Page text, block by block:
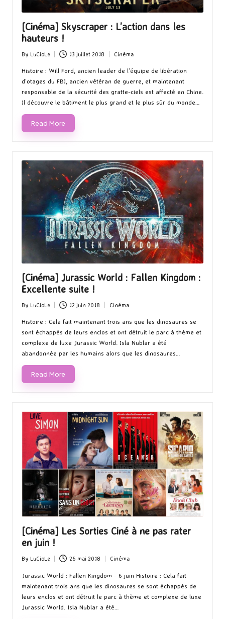
[Cinéma] Skyscraper : L’action dans les
hauteurs !
Posted
by
By LuCioLe 13 juillet 2018
Posted
in
Cinéma
Histoire : Will Ford, ancien leader de l’équipe de libération
d’otages du FBI, ancien vétéran de guerre, et maintenant
responsable de la sécurité des gratte-ciels est affecté en Chine.
Il découvre le bâtiment le plus grand et le plus sûr du monde…
Read More
[Cinéma] Jurassic World : Fallen Kingdom :
Excellente suite !
Posted
by
By LuCioLe 12 juin 2018
Posted
in
Cinéma
Histoire : Cela fait maintenant trois ans que les dinosaures se
sont échappés de leurs enclos et ont détruit le parc à thème et
complexe de luxe Jurassic World. Isla Nublar a été
abandonnée par les humains alors que les dinosaures…
Read More
[Cinéma] Les Sorties Ciné à ne pas rater
en juin !
Posted
by
By LuCioLe 26 mai 2018
Posted
in
Cinéma
Jurassic World : Fallen Kingdom - 6 juin Histoire : Cela fait
maintenant trois ans que les dinosaures se sont échappés de
leurs enclos et ont détruit le parc à thème et complexe de luxe
Jurassic World. Isla Nublar a été…